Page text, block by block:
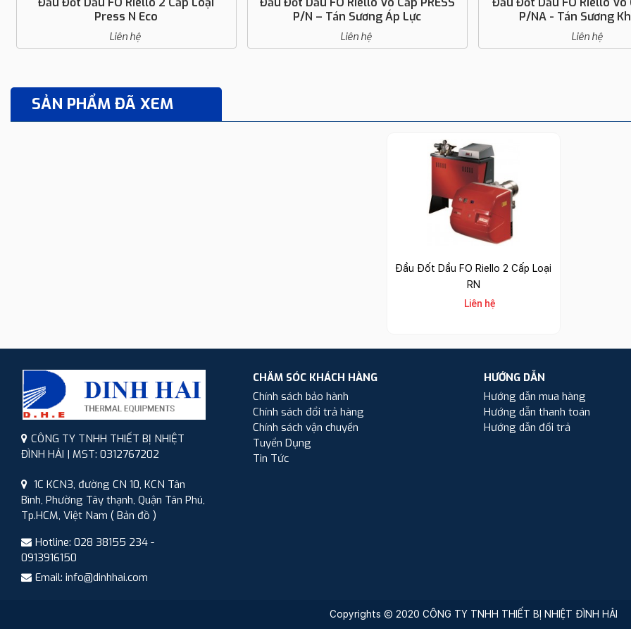
P/N – Tán Sương Áp Lực
Liên hệ
P/NA - Tán Sương Khí Nén
Liên hệ Liên hệ
SẢN PHẨM ĐÃ XEM
Đầu Đốt Dầu FO Riello 2 Cấp Loại
RN
Liên hệ
CÔNG TY TNHH THIẾT BỊ NHIỆT
ĐÌNH HẢI | MST: 0312767202
1C KCN3, đường CN 10, KCN Tân
Bình, Phường Tây thạnh, Quận Tân Phú,
Tp.HCM, Việt Nam ( Bản đồ )
Hotline: 028 38155 234 -
0913916150
Email: info@dinhhai.com
CHĂM SÓC KHÁCH HÀNG
Chính sách bảo hành
Chính sách đổi trả hàng
Chính sách vận chuyển
Tuyển Dụng
Tin Tức
HƯỚNG DẪN
Hướng dẫn mua hàng
Hướng dẫn thanh toán
Hướng dẫn đổi trả
Copyrights © 2020 CÔNG TY TNHH THIẾT BỊ NHIỆT ĐÌNH HẢI